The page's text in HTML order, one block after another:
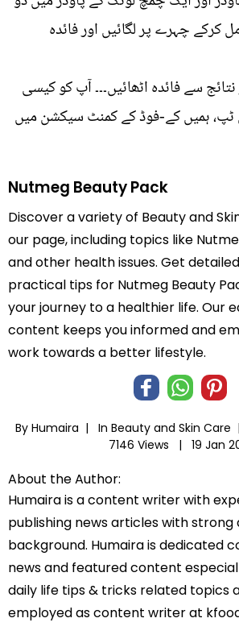
چہرے پر لگائیں اور فائدہ
سے فائدہ اٹھائیں۔۔۔ آپ کو کیسی
ٹپ، ہمیں کے-فوڈ کے کمنٹ سیکشن میں
Nutmeg Beauty Pack
Discover a variety of Beauty and
our page, including topics like
and other health issues. Get
practical tips for Nutmeg Beauty
your journey to a healthier life. Our
content keeps you informed and
work towards a better lifestyle.
By Humaira | In Beauty and Skin Care |
7146 Views |
19 Jan
About the Author:
Humaira is a content writer with
publishing news articles with strong
background. Humaira is dedicated
news and featured content
daily life tips & tricks related topics
employed as content writer at